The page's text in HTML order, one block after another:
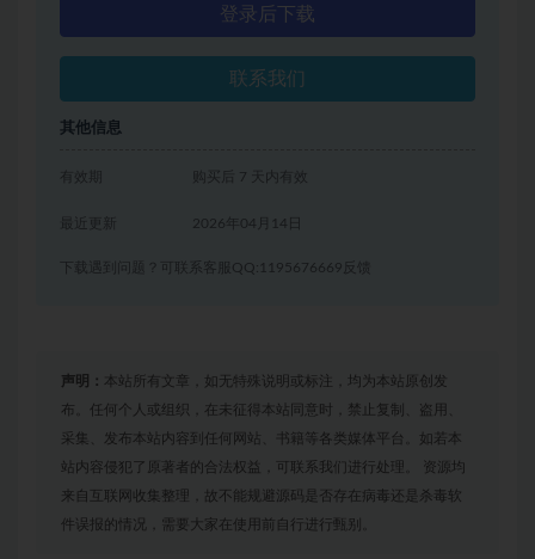
登录后下载
联系我们
其他信息
有效期 购买后 7 天内有效
2026年04月14日
下载遇到问题？可联系客服QQ:1195676669反馈
声明： 本站所有文章，如无特殊说明或标注，均为本站原创发
布。任何个人或组织，在未征得本站同意时，禁止复制、盗用、
采集、发布本站内容到任何网站、书籍等各类媒体平台。如若本
站内容侵犯了原著者的合法权益，可联系我们进行处理。 资源均
来自互联网收集整理，故不能规避源码是否存在病毒还是杀毒软
件误报的情况，需要大家在使用前自行进行甄别。